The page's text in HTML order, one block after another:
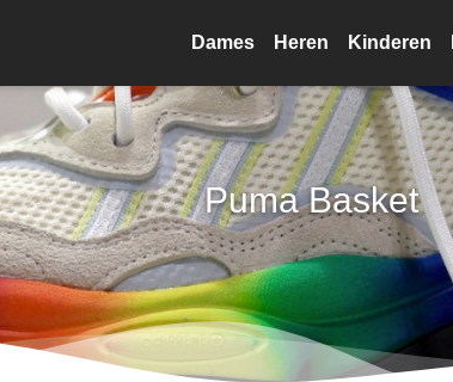
Dames Heren Kinderen
Puma Basket